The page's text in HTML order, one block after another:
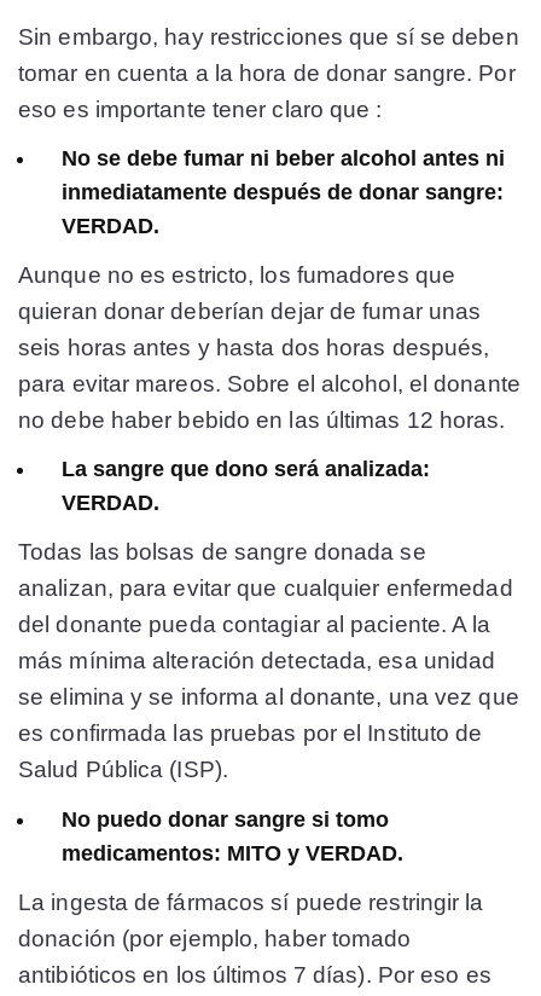
Sin embargo, hay restricciones que sí se deben
tomar en cuenta a la hora de donar sangre. Por
eso es importante tener claro que :
No se debe fumar ni beber alcohol antes ni
inmediatamente después de donar sangre:
VERDAD.
Aunque no es estricto, los fumadores que
quieran donar deberían dejar de fumar unas
seis horas antes y hasta dos horas después,
para evitar mareos. Sobre el alcohol, el donante
no debe haber bebido en las últimas 12 horas.
La sangre que dono será analizada:
VERDAD.
Todas las bolsas de sangre donada se
analizan, para evitar que cualquier enfermedad
del donante pueda contagiar al paciente. A la
más mínima alteración detectada, esa unidad
se elimina y se informa al donante, una vez que
es confirmada las pruebas por el Instituto de
Salud Pública (ISP).
No puedo donar sangre si tomo
medicamentos: MITO y VERDAD.
La ingesta de fármacos sí puede restringir la
donación (por ejemplo, haber tomado
antibióticos en los últimos 7 días). Por eso es